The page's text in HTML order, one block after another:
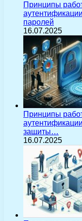
Принципы
паролей
16.07.2025
Принципы
защиты…
16.07.2025